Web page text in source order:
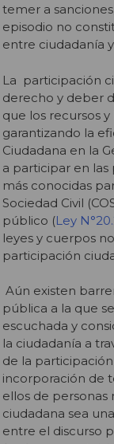
temer a
episodio no
entre ciudadanía
La participación
derecho y deber
que los recursos
garantizando la
Ciudadana en la
a participar en las
más conocidas
Sociedad Civil
público (Ley
leyes y cuerpos
participación
Aún existen
pública a la que
escuchada y
la ciudadanía a
de la
incorporación de
ellos de personas
ciudadana sea
entre el discurso